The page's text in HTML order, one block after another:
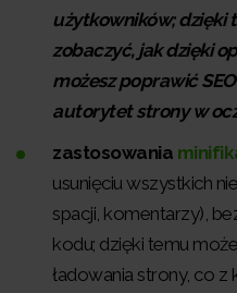
użytkowników; dzięki
zobaczyć, jak dzięki
możesz poprawić
autorytet strony w
zastosowania
usunięciu wszystkich
spacji, komentarzy),
kodu; dzięki temu
ładowania strony, co z